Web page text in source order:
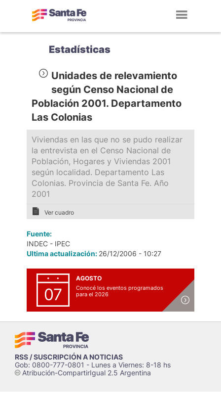
Estadísticas
Unidades de relevamiento
según Censo Nacional de
Población 2001. Departamento
Las Colonias
Viviendas en las que no se pudo realizar
la entrevista en el Censo Nacional de
Población, Hogares y Viviendas 2001
según localidad. Departamento Las
Colonias. Provincia de Santa Fe. Año
2001
Ver cuadro
Fuente:
INDEC - IPEC
Ultima actualización: 26/12/2006 - 10:27
07
AGOSTO
Conocé los eventos programados
para el 2026
RSS / SUSCRIPCIÓN A NOTICIAS
Gob: 0800-777-0801 - Lunes a Viernes: 8-18 hs
cAtribución-CompartirIgual 2.5 Argentina